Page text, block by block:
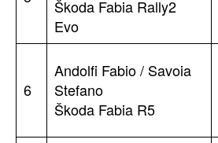
Škoda Fabia Rally2
Evo
6
Andolfi Fabio / Savoia
Stefano
Škoda Fabia R5